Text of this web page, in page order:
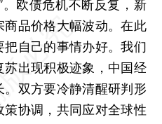
欧债危机不断反复，新
品价格大幅波动。在此
自己的事情办好。我们
出现积极迹象，中国经
双方要冷静清醒研判形
协调，共同应对全球性